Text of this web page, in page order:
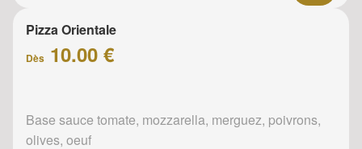
Pizza Orientale
Dès 10.00 €
Base sauce tomate, mozzarella, merguez, poivrons,
olives, oeuf